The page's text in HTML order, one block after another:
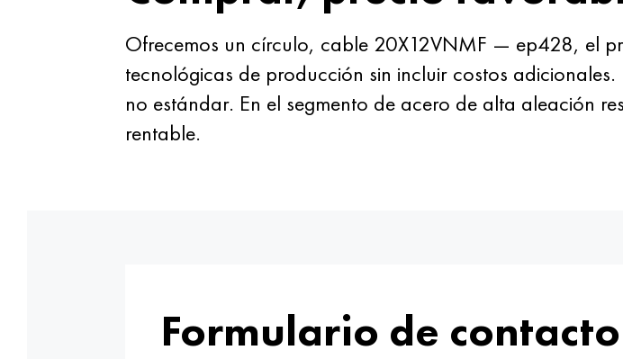
Ofrecemos un círculo, cable 20X12VNMF — ep428, el
tecnológicas de producción sin incluir costos
no estándar. En el segmento de acero de alta aleación
rentable.
Formulario de contacto